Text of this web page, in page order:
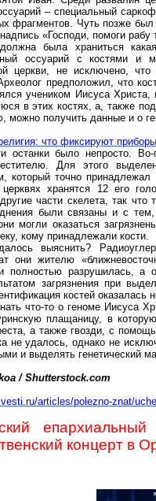
– специальный
фрагментов. Чуть позже
«Господи, помоги
была храниться
оссуарийс костями и
церкви, не исключено,
предположил, что
учеником Иисуса
в этих костях, а, также
можно получить данные и о
что фиксируют
останки было непросто.
Для этого
который точно
церквях хранятся 12 его
части скелета, так что
были связаны и с
могли оказаться
кому принадлежали кости.
выяснить?
они жителю
полностью разрушилась, а
загрязнения при
костей оказалась
что-то о геноме Иисуса
плащаницу, в
а также гвозди, с
не удалось, однако не
и выделять генетический
/ Shutterstock.com
articles/polezno-znat/
концерт в